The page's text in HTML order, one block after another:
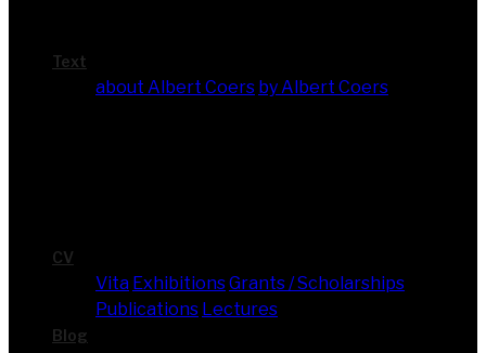
Text
about Albert Coers by Albert Coers
CV
Vita Exhi­bi­ti­onsGrants / Scholarships
Publi­ca­ti­ons Lec­tures
Blog